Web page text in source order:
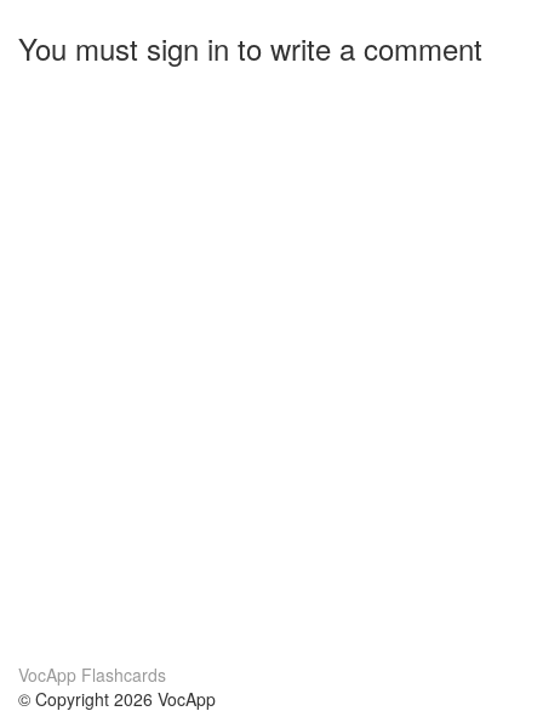
You must sign in to write a comment
VocApp Flashcards
© Copyright 2026 VocApp